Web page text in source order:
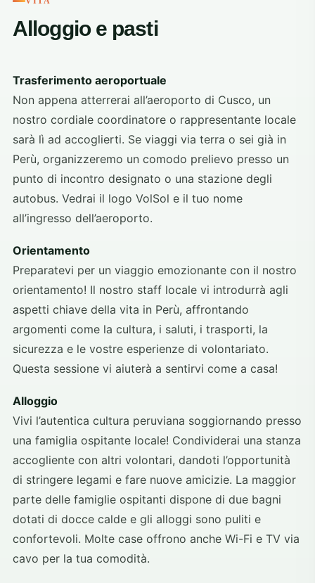
Alloggio e pasti
Trasferimento aeroportuale
Non appena atterrerai all’aeroporto di Cusco, un
nostro cordiale coordinatore o rappresentante locale
sarà lì ad accoglierti. Se viaggi via terra o sei già in
Perù, organizzeremo un comodo prelievo presso un
punto di incontro designato o una stazione degli
autobus. Vedrai il logo VolSol e il tuo nome
all’ingresso dell’aeroporto.
Orientamento
Preparatevi per un viaggio emozionante con il nostro
orientamento! Il nostro staff locale vi introdurrà agli
aspetti chiave della vita in Perù, affrontando
argomenti come la cultura, i saluti, i trasporti, la
sicurezza e le vostre esperienze di volontariato.
Questa sessione vi aiuterà a sentirvi come a casa!
Alloggio
Vivi l’autentica cultura peruviana soggiornando presso
una famiglia ospitante locale! Condividerai una stanza
accogliente con altri volontari, dandoti l’opportunità
di stringere legami e fare nuove amicizie. La maggior
parte delle famiglie ospitanti dispone di due bagni
dotati di docce calde e gli alloggi sono puliti e
confortevoli. Molte case offrono anche Wi-Fi e TV via
cavo per la tua comodità.